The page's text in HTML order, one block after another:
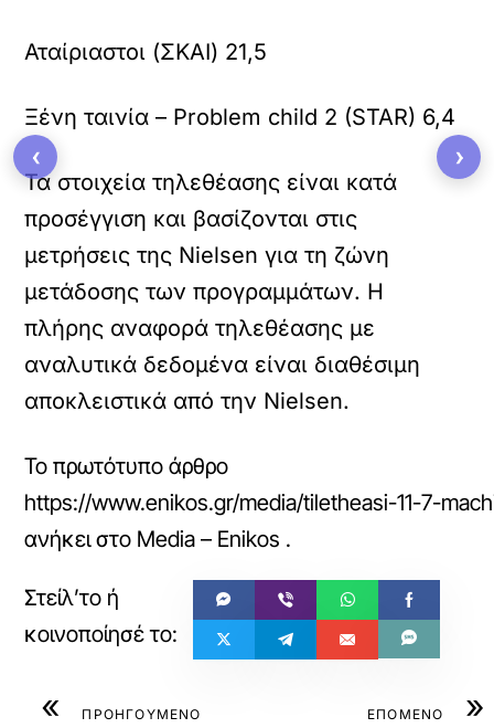
Αταίριαστοι (ΣΚΑΙ) 21,5
Ξένη ταινία – Problem child 2 (STAR) 6,4
Τα στοιχεία τηλεθέασης είναι κατά
προσέγγιση και βασίζονται στις
μετρήσεις της Nielsen για τη ζώνη
μετάδοσης των προγραμμάτων. Η
πλήρης αναφορά τηλεθέασης με
αναλυτικά δεδομένα είναι διαθέσιμη
αποκλειστικά από την Nielsen.
Το πρωτότυπο άρθρο
https://www.enikos.gr/media/tiletheasi-11-7-
ανήκει στο Media – Enikos .
« ΠΡΟΗΓΟΥΜΕΝΟ »
ΕΠΟΜΕΝΟ
‹ ›